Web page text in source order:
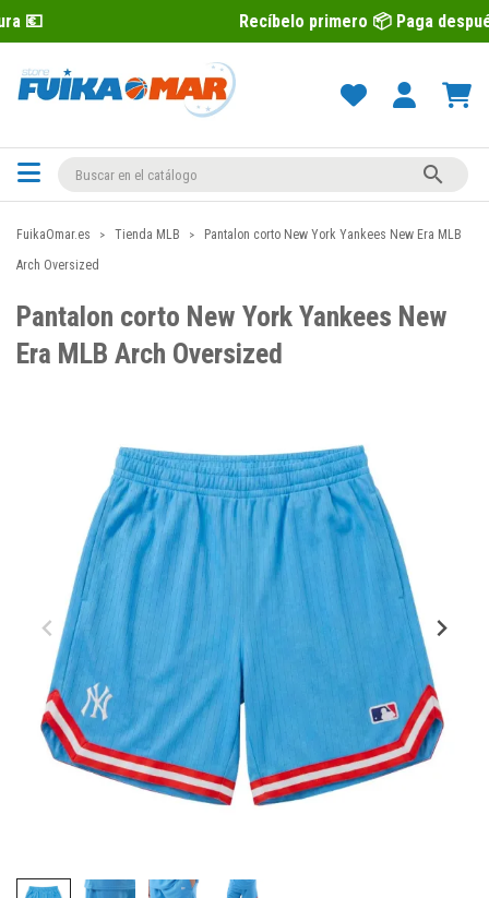
Recíbelo primero 📦 Paga después con

FuikaOmar.es Tienda MLB
Pantalon corto New York Yankees New Era MLB
Arch Oversized
Pantalon corto New York Yankees New
Era MLB Arch Oversized